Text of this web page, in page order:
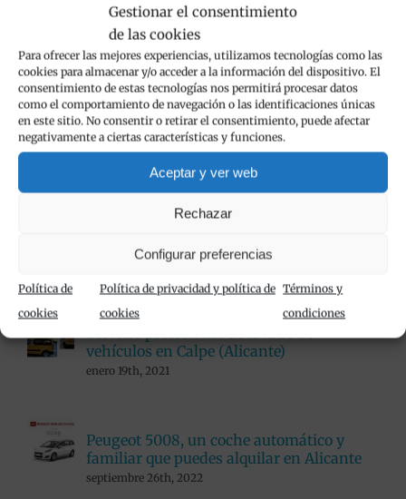
Gestionar el consentimiento
de las cookies
Para ofrecer las mejores experiencias, utilizamos tecnologías como las
cookies para almacenar y/o acceder a la información del dispositivo. El
consentimiento de estas tecnologías nos permitirá procesar datos
como el comportamiento de navegación o las identificaciones únicas
en este sitio. No consentir o retirar el consentimiento, puede afectar
negativamente a ciertas características y funciones.
Aceptar y ver web
Rechazar
Configurar preferencias
Política de
cookies
Política de privacidad y política de
cookies
Términos y
condiciones
Limpieza de vehículos
Viva Cars
Popular
noviembre 24th, 2020
Servicio profesional de lavado de
vehículos en Calpe (Alicante)
enero 19th, 2021
Peugeot 5008, un coche automático y
familiar que puedes alquilar en Alicante
septiembre 26th, 2022